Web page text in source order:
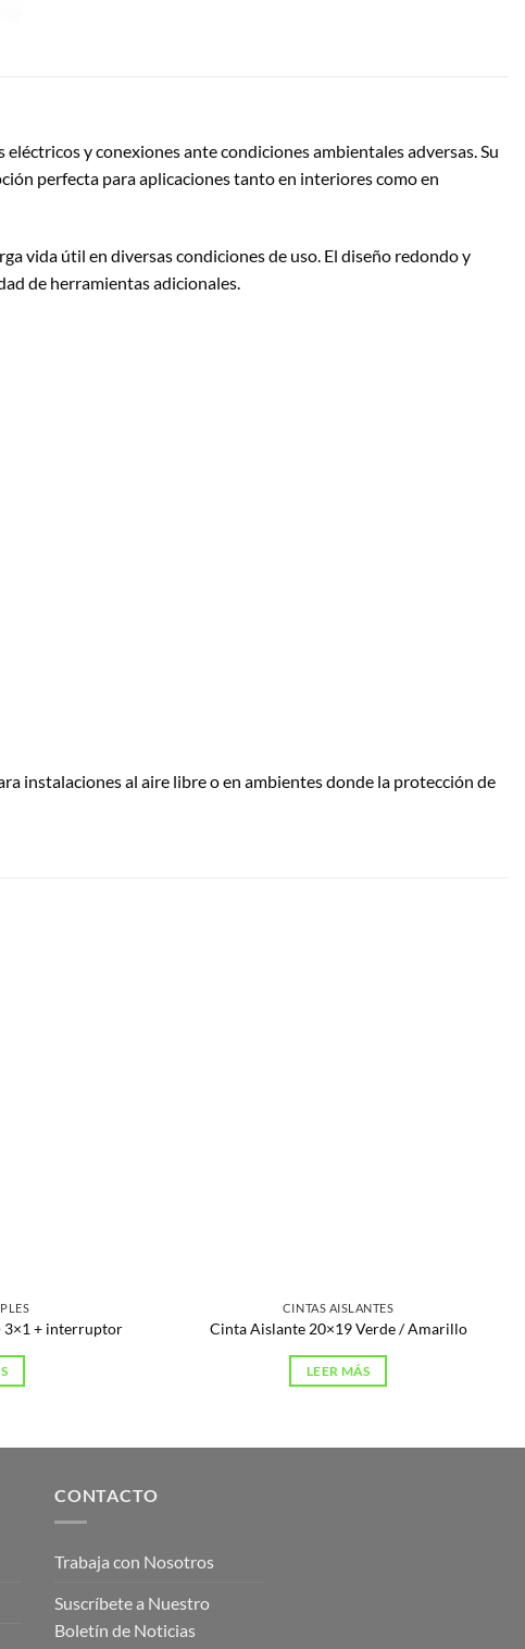
y conexiones ante condiciones ambientales adversas. Su
perfecta para aplicaciones tanto en interiores como en
vida útil en diversas condiciones de uso. El diseño redondo y
de herramientas adicionales.
instalaciones al aire libre o en ambientes donde la protección de
3×1 + interruptor
CINTAS AISLANTES
Cinta Aislante 20×19 Verde / Amarillo
LEER MÁS
CONTACTO
Trabaja con Nosotros
Suscríbete a Nuestro
Boletín de Noticias